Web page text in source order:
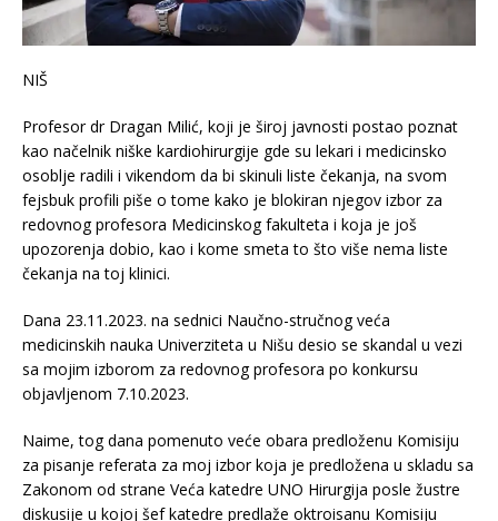
NIŠ
Profesor dr Dragan Milić, koji je široj javnosti postao poznat
kao načelnik niške kardiohirurgije gde su lekari i medicinsko
osoblje radili i vikendom da bi skinuli liste čekanja, na svom
fejsbuk profili piše o tome kako je blokiran njegov izbor za
redovnog profesora Medicinskog fakulteta i koja je još
upozorenja dobio, kao i kome smeta to što više nema liste
čekanja na toj klinici.
Dana 23.11.2023. na sednici Naučno-stručnog veća
medicinskih nauka Univerziteta u Nišu desio se skandal u vezi
sa mojim izborom za redovnog profesora po konkursu
objavljenom 7.10.2023.
Naime, tog dana pomenuto veće obara predloženu Komisiju
za pisanje referata za moj izbor koja je predložena u skladu sa
Zakonom od strane Veća katedre UNO Hirurgija posle žustre
diskusije u kojoj šef katedre predlaže oktroisanu Komisiju